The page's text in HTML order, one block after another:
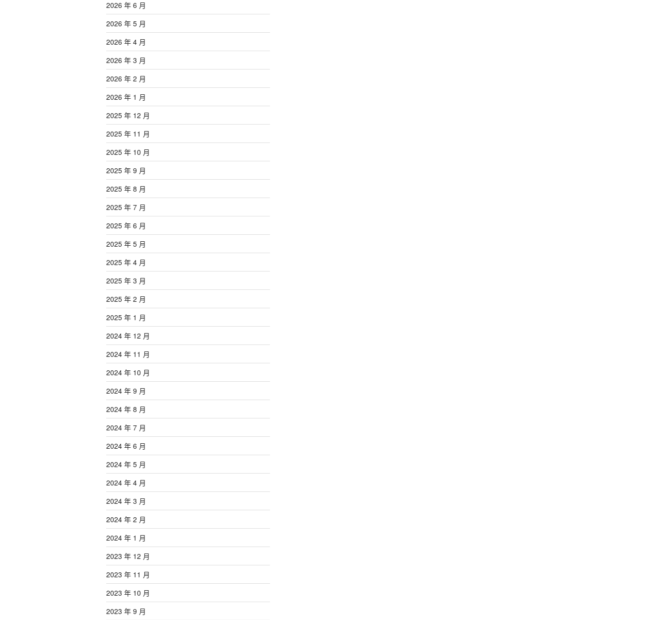
2026 年 6 月
2026 年 5 月
2026 年 4 月
2026 年 3 月
2026 年 2 月
2026 年 1 月
2025 年 12 月
2025 年 11 月
2025 年 10 月
2025 年 9 月
2025 年 8 月
2025 年 7 月
2025 年 6 月
2025 年 5 月
2025 年 4 月
2025 年 3 月
2025 年 2 月
2025 年 1 月
2024 年 12 月
2024 年 11 月
2024 年 10 月
2024 年 9 月
2024 年 8 月
2024 年 7 月
2024 年 6 月
2024 年 5 月
2024 年 4 月
2024 年 3 月
2024 年 2 月
2024 年 1 月
2023 年 12 月
2023 年 11 月
2023 年 10 月
2023 年 9 月